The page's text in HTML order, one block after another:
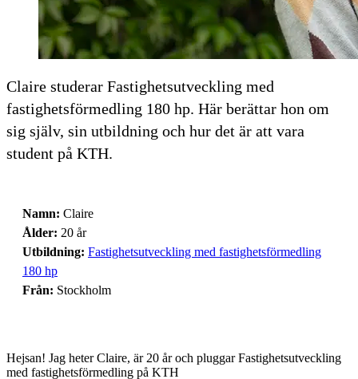
Claire studerar Fastighetsutveckling med
fastighetsförmedling 180 hp. Här berättar hon om
sig själv, sin utbildning och hur det är att vara
student på KTH.
Namn: Claire
Ålder: 20 år
Utbildning: Fastighetsutveckling med fastighetsförmedling
180 hp
Från: Stockholm
Hejsan! Jag heter Claire, är 20 år och pluggar Fastighetsutveckling
med fastighetsförmedling på KTH